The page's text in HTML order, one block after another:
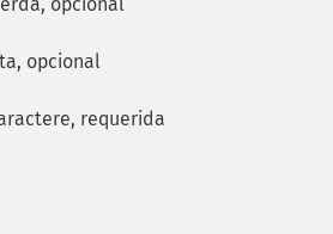
opcional
requerida